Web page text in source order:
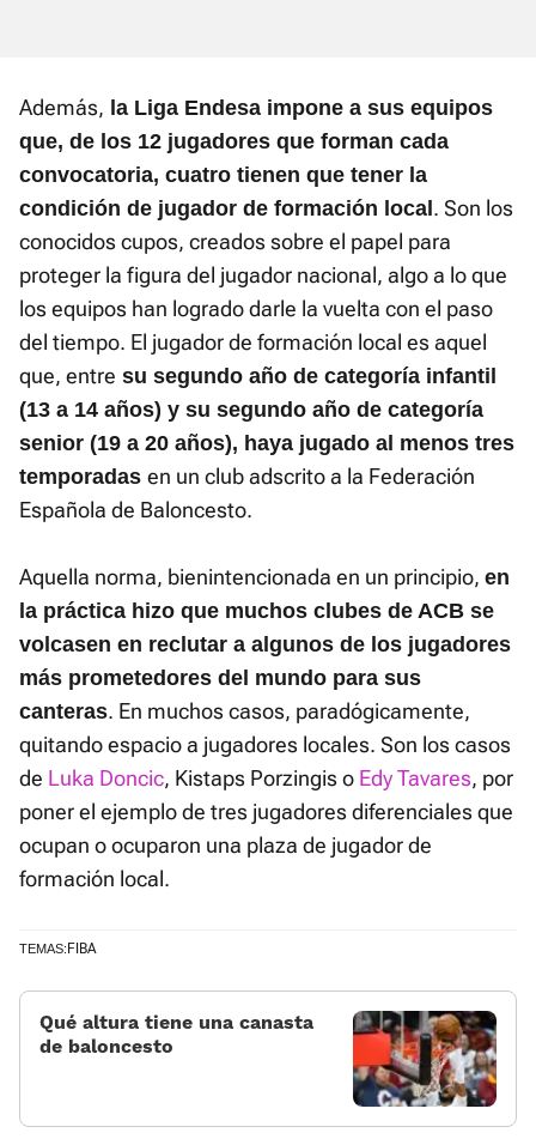
Además, la Liga Endesa impone a sus equipos
que, de los 12 jugadores que forman cada
convocatoria, cuatro tienen que tener la
condición de jugador de formación local . Son los
conocidos cupos, creados sobre el papel para
proteger la figura del jugador nacional, algo a lo que
los equipos han logrado darle la vuelta con el paso
del tiempo. El jugador de formación local es aquel
que, entre su segundo año de categoría infantil
(13 a 14 años) y su segundo año de categoría
senior (19 a 20 años), haya jugado al menos tres
temporadas en un club adscrito a la Federación
Española de Baloncesto.
Aquella norma, bienintencionada en un principio, en
la práctica hizo que muchos clubes de ACB se
volcasen en reclutar a algunos de los jugadores
más prometedores del mundo para sus
canteras. En muchos casos, paradógicamente,
quitando espacio a jugadores locales. Son los casos
de Luka Doncic, Kistaps Porzingis o Edy Tavares, por
poner el ejemplo de tres jugadores diferenciales que
ocupan o ocuparon una plaza de jugador de
formación local.
TEMAS: FIBA
Qué altura tiene una canasta
de baloncesto